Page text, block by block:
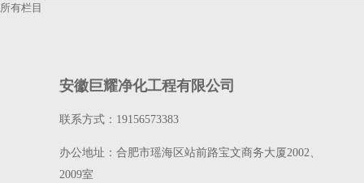
所有栏目
安徽巨耀净化工程有限公司
联系方式：19156573383
办公地址：合肥市瑶海区站前路宝文商务大厦2002、
2009室